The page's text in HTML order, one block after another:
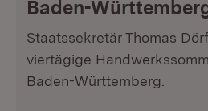
Baden-
Staatssekretär Thomas
viertägige
Baden-Württemberg.